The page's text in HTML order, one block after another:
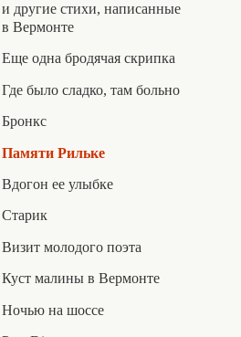
и другие стихи, написанные
в Вермонте
Еще одна бродячая скрипка
Где было сладко, там больно
Бронкс
Памяти Рильке
Вдогон ее улыбке
Старик
Визит молодого поэта
Куст малины в Вермонте
Ночью на шоссе